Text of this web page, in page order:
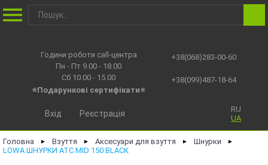
Години роботи call-центра
Пн - Пт 9.00 - 18.00
Сб 10.00 - 15.00
⭐Подарункові сертифікати⭐
+38(068)283-00-60
+38(099)487-18-64
RU
UA
Вхід Реєстрація
Головна ► Взуття ► Аксесуари для взуття ► Шнурки ►
LOWA ШНУРКИ ATC MID 150 BLACK